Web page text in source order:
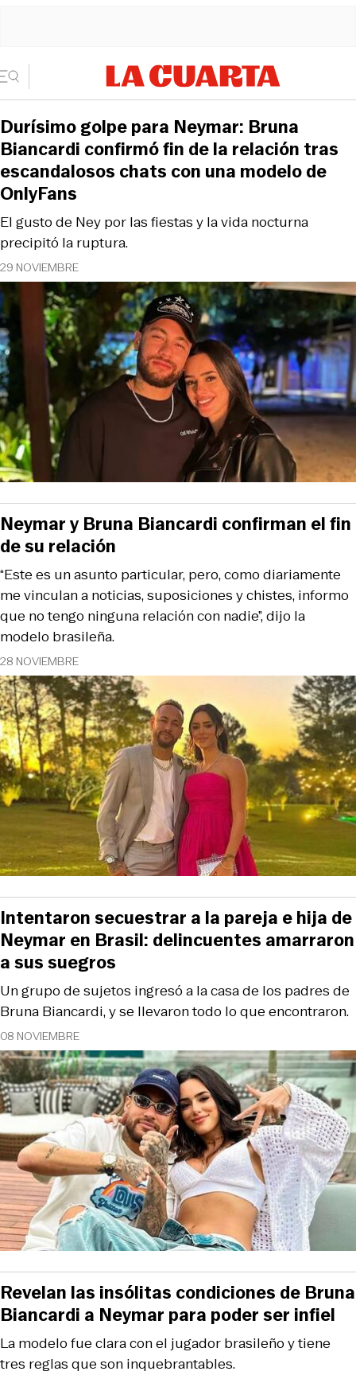
29 NOVIEMBRE
El gusto de Ney por las fiestas y la vida nocturna
precipitó la ruptura.
Durísimo golpe para Neymar: Bruna
Biancardi confirmó fin de la relación tras
escandalosos chats con una modelo de
OnlyFans
28 NOVIEMBRE
“Este es un asunto particular, pero, como diariamente
me vinculan a noticias, suposiciones y chistes, informo
que no tengo ninguna relación con nadie”, dijo la
modelo brasileña.
Neymar y Bruna Biancardi confirman el fin
de su relación
08 NOVIEMBRE
Un grupo de sujetos ingresó a la casa de los padres de
Bruna Biancardi, y se llevaron todo lo que encontraron.
Intentaron secuestrar a la pareja e hija de
Neymar en Brasil: delincuentes amarraron
a sus suegros
La modelo fue clara con el jugador brasileño y tiene
tres reglas que son inquebrantables.
Revelan las insólitas condiciones de Bruna
Biancardi a Neymar para poder ser infiel